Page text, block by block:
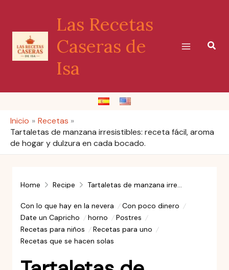
contenido
Las Recetas
Caseras de
Isa
Inicio
Recetas
Tartaletas de manzana irresistibles: receta fácil, aroma
de hogar y dulzura en cada bocado.
Home Recipe Tartaletas de manzana irresistibles: receta fácil, aroma de hogar y dulzura en cada bocado.
Con lo que hay en la nevera
Con poco dinero
Date un Capricho
horno
Postres
Recetas para niños
Recetas para uno
Recetas que se hacen solas